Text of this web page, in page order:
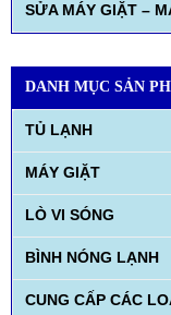
SỬA MÁY GIẶT –
DANH MỤC SẢN
TỦ LẠNH
MÁY GIẶT
LÒ VI SÓNG
BÌNH NÓNG LẠNH
CUNG CẤP CÁC